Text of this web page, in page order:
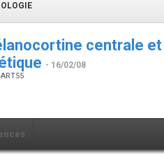
centrale
- 16/02/08